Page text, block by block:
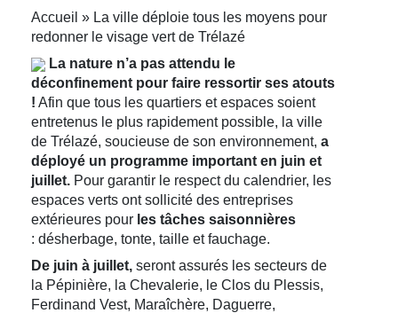
Accueil » La ville déploie tous les moyens pour
redonner le visage vert de Trélazé
La nature n’a pas attendu le
déconfinement pour faire ressortir ses atouts
! Afin que tous les quartiers et espaces soient
entretenus le plus rapidement possible, la ville
de Trélazé, soucieuse de son environnement, a
déployé un programme important en juin et
juillet. Pour garantir le respect du calendrier, les
espaces verts ont sollicité des entreprises
extérieures pour les tâches saisonnières
: désherbage, tonte, taille et fauchage.
De juin à juillet, seront assurés les secteurs de
la Pépinière, la Chevalerie, le Clos du Plessis,
Ferdinand Vest, Maraîchère, Daguerre,